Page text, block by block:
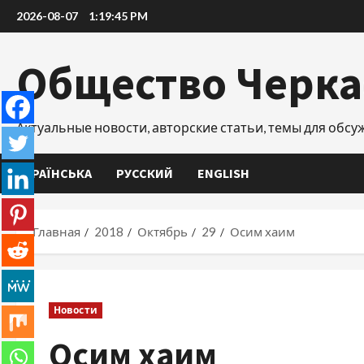
Перейти
к
2026-08-07 1:19:46 PM
Общество
Актуальные новости, авторские статьи, темы для
УКРАЇНСЬКА РУССКИЙ ENGLISH
Главная 2018 Октябрь 29 Осим хаим
Новости
Осим хаим